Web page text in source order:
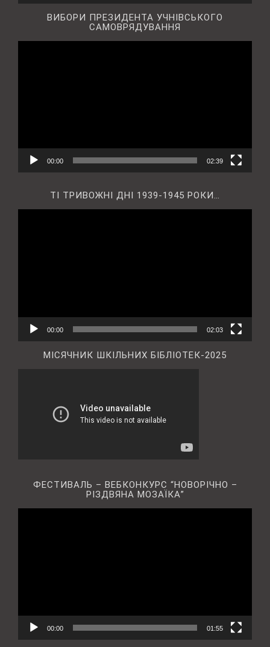
ВИБОРИ ПРЕЗИДЕНТА УЧНІВСЬКОГО
САМОВРЯДУВАННЯ
00:00 02:39
ТІ ТРИВОЖНІ ДНІ 1939-1945 РОКИ…
00:00 02:03
МІСЯЧНИК ШКІЛЬНИХ БІБЛІОТЕК-2025
ФЕСТИВАЛЬ – ВЕБКОНКУРС “НОВОРІЧНО –
РІЗДВЯНА МОЗАЇКА”
00:00 01:55